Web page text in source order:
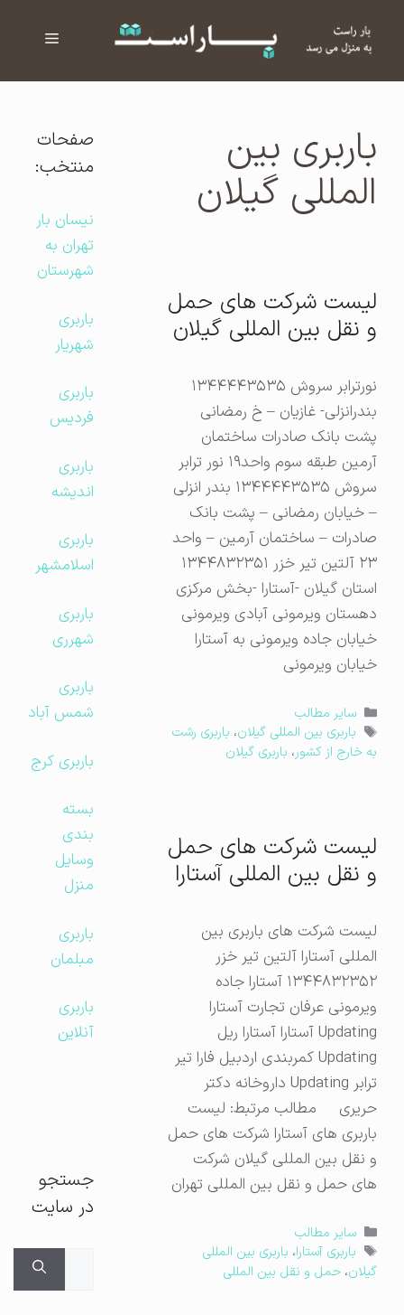
فهرست
باربری بین
المللی گیلان
لیست شرکت های حمل
و نقل بین المللی گیلان
نورترابر سروش ۱۳۴۴۴۴۳۵۳۵
بندرانزلی- غازیان – خ رمضانی
پشت بانک صادرات ساختمان
آرمین طبقه سوم واحد۱۹ نور ترابر
سروش ۱۳۴۴۴۴۳۵۳۵ بندر انزلی
– خیابان رمضانی – پشت بانک
صادرات – ساختمان آرمین – واحد
۲۳ آلتین تیر خزر ۱۳۴۴۸۳۲۳۵۱
استان گیلان -آستارا -بخش مرکزی
دهستان ویرمونی آبادی ویرمونی
خیابان جاده ویرمونی به آستارا
خیابان ویرمونی
دسته‌ها
سایر مطالب
برچسب‌ها
باربری بین المللی گیلان،باربری رشت
به خارج از کشور ،باربری گیلان
لیست شرکت های حمل
و نقل بین المللی آستارا
لیست شرکت های باربری بین
المللی آستارا آلتین تیر خزر
۱۳۴۴۸۳۲۳۵۲ آستارا جاده
ویرمونی عرفان تجارت آستارا
Updating آستارا آستارا ریل
Updating کمربندی اردبیل فارا تیر
ترابر Updating داروخانه دکتر
حریری مطالب مرتبط: لیست
باربری های آستارا شرکت های حمل
و نقل بین المللی گیلان شرکت
های حمل و نقل بین المللی تهران
دسته‌ها
سایر مطالب
برچسب‌ها
باربری آستارا،باربری بین المللی
گیلان،حمل و نقل بین المللی
صفحات
منتخب:
نیسان بار
تهران به
شهرستان
باربری
شهریار
باربری
فردیس
باربری
اندیشه
باربری
اسلامشهر
باربری
شهرری
باربری
شمس آباد
باربری کرج
بسته
بندی
وسایل
منزل
باربری
مبلمان
باربری
آنلاین
جستجو
در سایت